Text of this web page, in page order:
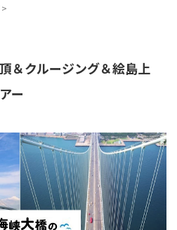
>
＆クルージング＆絵島上
ー